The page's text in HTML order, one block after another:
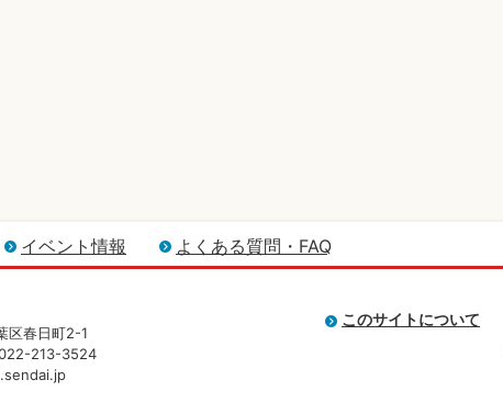
イベント情報 よくある質問・FAQ
区春日町2-1
213-3524
このサイトについて